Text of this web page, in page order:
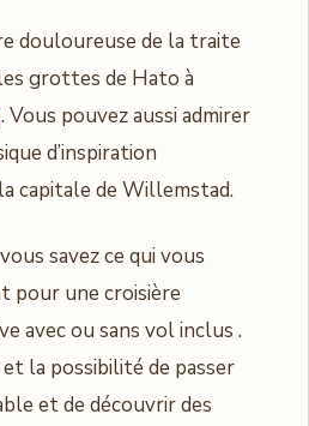
douloureuse de la traite
grottes de Hato à
Vous pouvez aussi admirer
d’inspiration
capitale de Willemstad.
savez ce qui vous
pour une croisière
avec ou sans vol inclus .
la possibilité de passer
et de découvrir des